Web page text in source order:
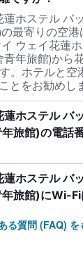
ホステル バ
最寄りの空
ウェイ花蓮
青年旅館)から
。ホテルと空
とをお勧めし
蓮ホステル バ
旅館)の電話
蓮ホステル バ
年旅館)にWi-Fi
る質問 (FAQ) を